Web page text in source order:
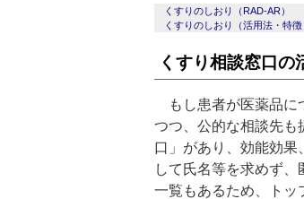
くすりのしおり（RAD-AR）
くすりのしおり（活用法・特徴
くすり相談窓口の
もし患者が医薬品に
つつ、公的な相談先も
口」があり、効能効果
して氏名等を求めず
一覧もあるため、トッ